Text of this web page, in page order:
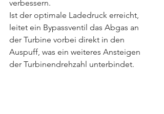
verbessern.
Ist der optimale Ladedruck erreicht,
leitet ein Bypassventil das Abgas an
der Turbine vorbei direkt in den
Auspuff, was ein weiteres Ansteigen
der Turbinendrehzahl unterbindet.